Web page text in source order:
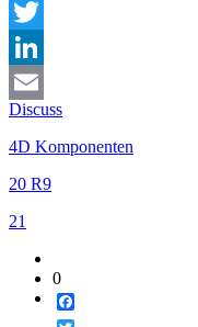
Facebook
Twitter
LinkedIn
Email
Discuss
4D Komponenten
20 R9
21
0